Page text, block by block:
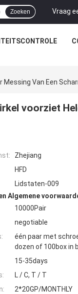
Vraag
Zoeken
Van Een
voorziet
Zhejiang
HFD
Lidstaten-009
Algemene
10000Pair
negotiable
één paar met
dozen of 100box in
15-35days
L / C, T / T
2*20GP/MONTHLY